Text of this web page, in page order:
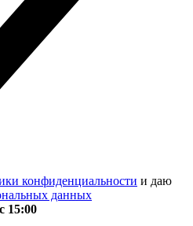
конфиденциальности и даю
данных
15:00